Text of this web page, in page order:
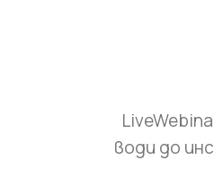
води до